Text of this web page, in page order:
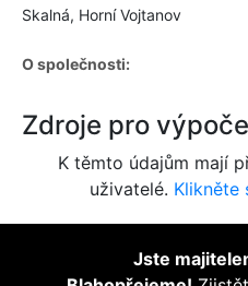
Skalná, Horní Vojtanov
O společnosti:
Zdroje pro
K těmto údajům mají
uživatelé. Klikněte
Jste